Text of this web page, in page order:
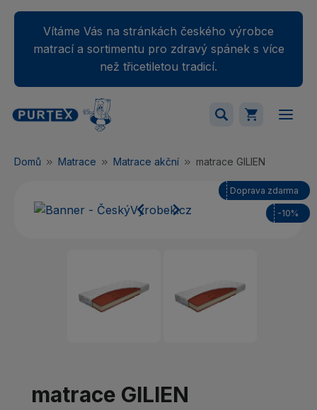
Vítáme Vás na stránkách českého výrobce
matrací a sortimentu pro zdravý spánek s více
než třicetiletou tradicí.
Váš nákupný košík je momentálne prázdny.
Domů Matrace Matrace akční matrace GILIEN
  -10%
Doprava zdarma
matrace GILIEN